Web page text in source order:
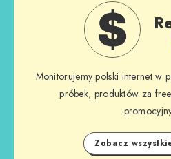
Monitorujemy polski internet w
próbek, produktów za
Zobacz